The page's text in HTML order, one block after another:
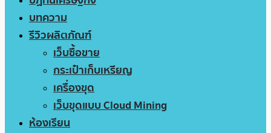
บทความ
รีวิวผลิตภัณฑ์
เว็บซื้อขาย
กระเป๋าเก็บเหรียญ
เครื่องขุด
เว็บขุดแบบ Cloud Mining
ห้องเรียน